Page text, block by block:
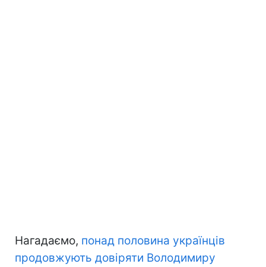
Нагадаємо, понад половина українців
продовжують довіряти Володимиру